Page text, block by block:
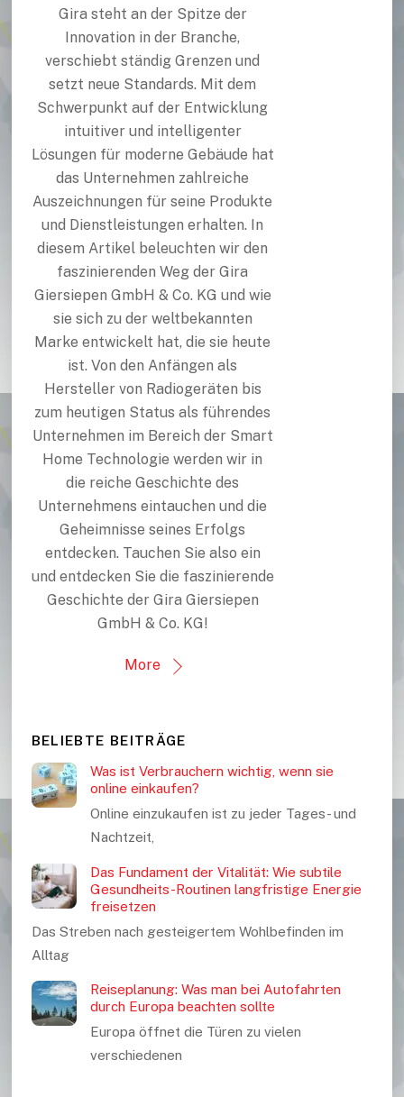
Gira steht an der Spitze der
Innovation in der Branche,
verschiebt ständig Grenzen und
setzt neue Standards. Mit dem
Schwerpunkt auf der Entwicklung
intuitiver und intelligenter
Lösungen für moderne Gebäude hat
das Unternehmen zahlreiche
Auszeichnungen für seine Produkte
und Dienstleistungen erhalten. In
diesem Artikel beleuchten wir den
faszinierenden Weg der Gira
Giersiepen GmbH & Co. KG und wie
sie sich zu der weltbekannten
Marke entwickelt hat, die sie heute
ist. Von den Anfängen als
Hersteller von Radiogeräten bis
zum heutigen Status als führendes
Unternehmen im Bereich der Smart
Home Technologie werden wir in
die reiche Geschichte des
Unternehmens eintauchen und die
Geheimnisse seines Erfolgs
entdecken. Tauchen Sie also ein
und entdecken Sie die faszinierende
Geschichte der Gira Giersiepen
GmbH & Co. KG!
More
BELIEBTE BEITRÄGE
Was ist Verbrauchern wichtig, wenn sie
online einkaufen?
Online einzukaufen ist zu jeder Tages- und
Nachtzeit,
Das Fundament der Vitalität: Wie subtile
Gesundheits-Routinen langfristige Energie
freisetzen
Das Streben nach gesteigertem Wohlbefinden im
Alltag
Reiseplanung: Was man bei Autofahrten
durch Europa beachten sollte
Europa öffnet die Türen zu vielen
verschiedenen